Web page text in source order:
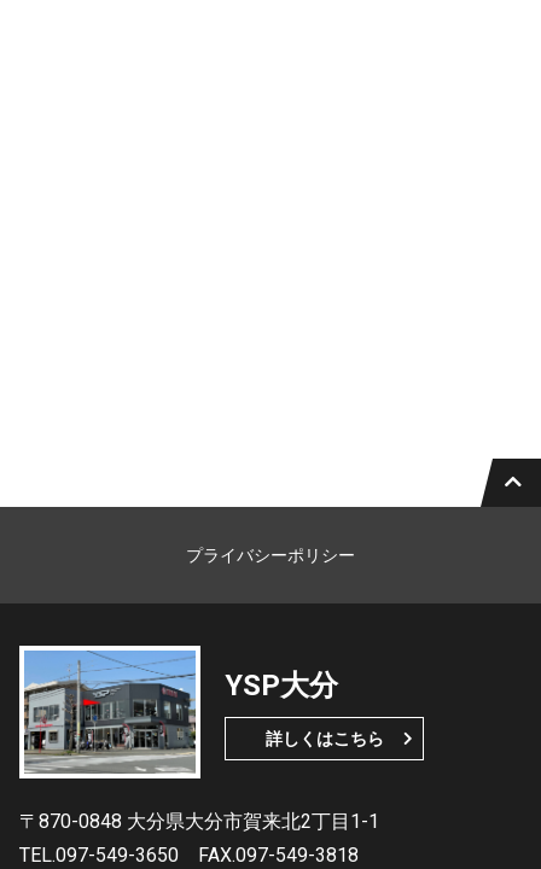
プライバシーポリシー
YSP大分
詳しくはこちら
〒870-0848 大分県大分市賀来北2丁目1-1
TEL.097-549-3650
FAX.097-549-3818